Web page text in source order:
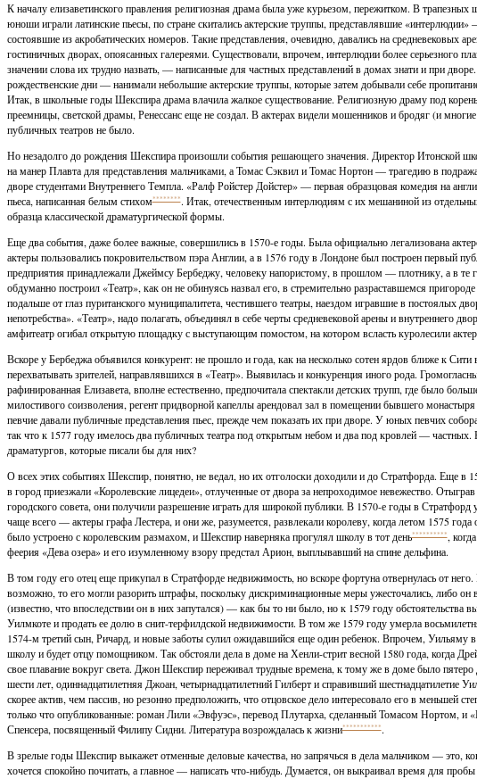
К началу елизаветинского правления религиозная драма была уже курьезом, пережитком. В трапезных
юноши играли латинские пьесы, по стране скитались актерские труппы, представлявшие
состоявшие из акробатических номеров. Такие представления, очевидно, давались на средневековых
гостиничных дворах, опоясанных галереями. Существовали, впрочем, интерлюдии более серьезного
значении слова их трудно назвать, — написанные для частных представлений в домах знати и при
рождественские дни — нанимали небольшие актерские труппы, которые затем добывали себе
Итак, в школьные годы Шекспира драма влачила жалкое существование. Религиозную драму под
преемницы, светской драмы, Ренессанс еще не создал. В актерах видели мошенников и бродяг (и
публичных театров не было.
Но незадолго до рождения Шекспира произошли события решающего значения. Директор Итонской
на манер Плавта для представления мальчиками, а Томас Сэквил и Томас Нортон — трагедию в
дворе студентами Внутреннего Темпла. «Ралф Ройстер Дойстер» — первая образцовая комедия на
пьеса, написанная белым стихом********. Итак, отечественным интерлюдиям с их мешаниной из
образца классической драматургической формы.
Еще два события, даже более важные, совершились в 1570-е годы. Была официально легализована
актеры пользовались покровительством пэра Англии, а в 1576 году в Лондоне был построен первый
предприятия принадлежали Джеймсу Бербеджу, человеку напористому, в прошлом — плотнику, а в те
обдуманно построил «Театр», как он не обинуясь назвал его, в стремительно разраставшемся
подальше от глаз пуританского муниципалитета, честившего театры, наездом игравшие в постоялых
непотребства». «Театр», надо полагать, объединял в себе черты средневековой арены и внутреннего
амфитеатр огибал открытую площадку с выступающим помостом, на котором всласть куролесили
Вскоре у Бербеджа объявился конкурент: не прошло и года, как на несколько сотен ярдов ближе к
перехватывать зрителей, направлявшихся в «Театр». Выявилась и конкуренция иного рода.
рафинированная Елизавета, вполне естественно, предпочитала спектакли детских трупп, где было
милостивого соизволения, регент придворной капеллы арендовал зал в помещении бывшего
певчие давали публичные представления пьес, прежде чем показать их при дворе. У юных певчих
так что к 1577 году имелось два публичных театра под открытым небом и два под кровлей — частных.
драматургов, которые писали бы для них?
О всех этих событиях Шекспир, понятно, не ведал, но их отголоски доходили и до Стратфорда. Еще в
в город приезжали «Королевские лицедеи», отлученные от двора за непроходимое невежество. Отыграв
городского совета, они получили разрешение играть для широкой публики. В 1570-е годы в Стратфорд
чаще всего — актеры графа Лестера, и они же, разумеется, развлекали королеву, когда летом 1575 года
было устроено с королевским размахом, и Шекспир наверняка прогулял школу в тот день**********,
феерия «Дева озера» и его изумленному взору предстал Арион, выплывавший на спине дельфина.
В том году его отец еще прикупал в Стратфорде недвижимость, но вскоре фортуна отвернулась от
возможно, то его могли разорить штрафы, поскольку дискриминационные меры ужесточались, либо он
(известно, что впоследствии он в них запутался) — как бы то ни было, но к 1579 году обстоятельства
Уилмкоте и продать ее долю в снит-терфилдской недвижимости. В том же 1579 году умерла
1574-м третий сын, Ричард, и новые заботы сулил ожидавшийся еще один ребенок. Впрочем, Уильяму в
школу и будет отцу помощником. Так обстояли дела в доме на Хенли-стрит весной 1580 года, когда
свое плавание вокруг света. Джон Шекспир переживал трудные времена, к тому же в доме было
шести лет, одиннадцатилетняя Джоан, четырнадцатилетний Гилберт и справивший шестнадцатилетие
скорее актив, чем пассив, но резонно предположить, что отцовское дело интересовало его в меньшей
только что опубликованные: роман Лили «Эвфуэс», перевод Плутарха, сделанный Томасом Нортом, и
Спенсера, посвященный Филипу Сидни. Литература возрождалась к жизни***********.
В зрелые годы Шекспир выкажет отменные деловые качества, но запрячься в дела мальчиком — это,
хочется спокойно почитать, а главное — написать что-нибудь. Думается, он выкраивал время для